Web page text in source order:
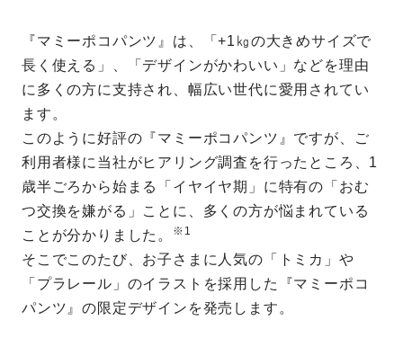
『マミーポコパンツ』は、「+1㎏の大きめサイズで
長く使える」、「デザインがかわいい」などを理由
に多くの方に支持され、幅広い世代に愛用されてい
ます。
このように好評の『マミーポコパンツ』ですが、ご
利用者様に当社がヒアリング調査を行ったところ、1
歳半ごろから始まる「イヤイヤ期」に特有の「おむ
つ交換を嫌がる」ことに、多くの方が悩まれている
ことが分かりました。
※1
そこでこのたび、お子さまに人気の「トミカ」や
「プラレール」のイラストを採用した『マミーポコ
パンツ』の限定デザインを発売します。